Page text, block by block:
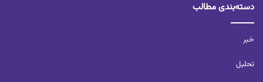
دسته‌بندی مطالب
خبر
تحلیل‌